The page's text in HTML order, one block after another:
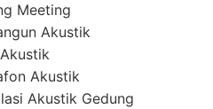
Meeting
Akustik
Akustik
Akustik Gedung